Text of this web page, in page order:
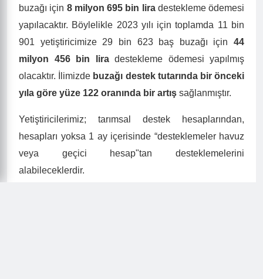
buzağı için 8 milyon 695 bin liradestekleme ödemesi
yapılacaktır. Böylelikle 2023 yılı için toplamda 11 bin
901 yetiştiricimize 29 bin 623 baş buzağı için 44
milyon 456 bin liradestekleme ödemesi yapılmış
olacaktır. İlimizde buzağı destek tutarında bir önceki
yıla göre yüze 122 oranında bir artış sağlanmıştır.
Yetiştiricilerimiz; tarımsal destek hesaplarından,
hesapları yoksa 1 ay içerisinde “desteklemeler havuz
veya geçici hesap"tan desteklemelerini
alabileceklerdir.